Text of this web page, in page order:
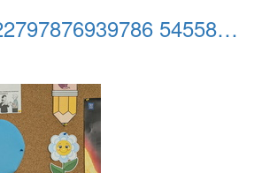
500081447 722797876939786 5455842185650155631 n